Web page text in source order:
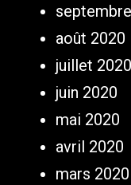
août 2020
juillet 2020
juin 2020
mai 2020
avril 2020
mars 2020